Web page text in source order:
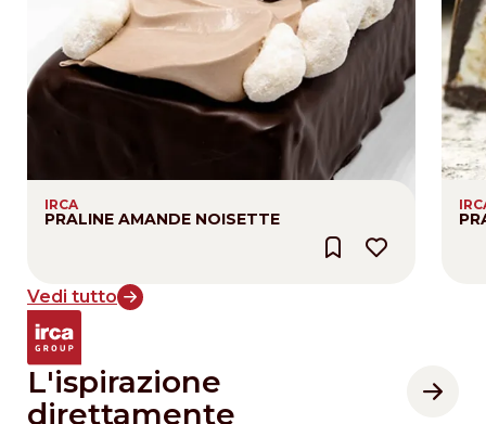
IRCA
PRALINE AMANDE NOISETTE
Vedi tutto
L'ispirazione
direttamente